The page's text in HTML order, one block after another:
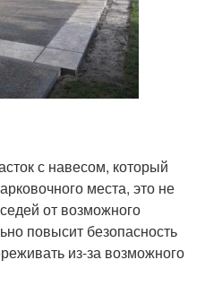
с навесом, который
места, это не
от возможного
повысит безопасность
из-за возможного